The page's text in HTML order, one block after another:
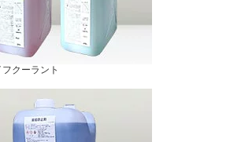
クーラント